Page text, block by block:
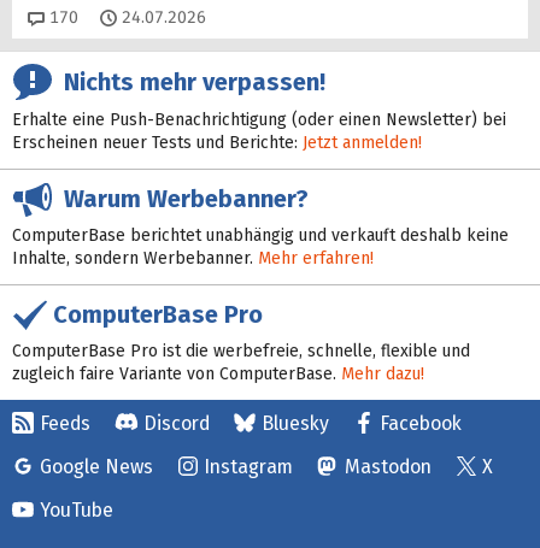
170 Kommentare
24.07.2026
Nichts mehr verpassen!
Erhalte eine Push-Benachrichtigung (oder einen Newsletter) bei
Erscheinen neuer Tests und Berichte: Jetzt anmelden!
Warum Werbebanner?
ComputerBase berichtet unabhängig und verkauft deshalb keine
Inhalte, sondern Werbebanner. Mehr erfahren!
ComputerBase Pro
ComputerBase Pro ist die werbefreie, schnelle, flexible und
zugleich faire Variante von ComputerBase. Mehr dazu!
Feeds Discord Bluesky
Facebook
Google News
Instagram Mastodon
X
YouTube